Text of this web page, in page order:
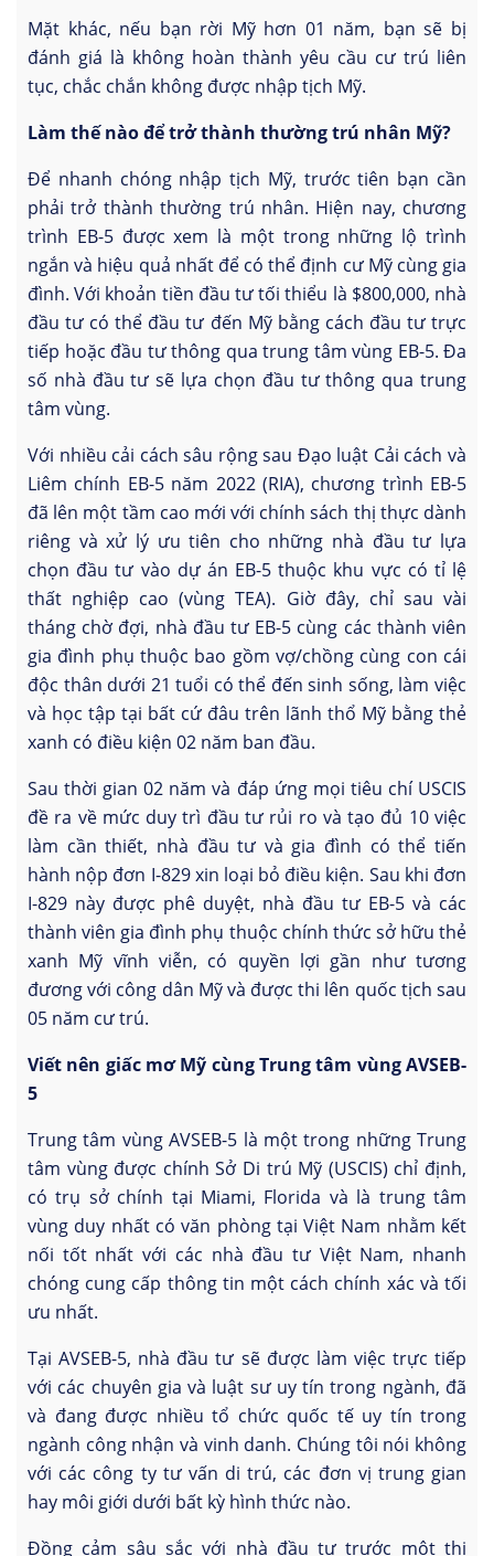
Mặt khác, nếu bạn rời Mỹ hơn 01 năm, bạn sẽ bị
đánh giá là không hoàn thành yêu cầu cư trú liên
tục, chắc chắn không được nhập tịch Mỹ.
Làm thế nào để trở thành thường trú nhân Mỹ?
Để nhanh chóng nhập tịch Mỹ, trước tiên bạn cần
phải trở thành thường trú nhân. Hiện nay, chương
trình EB-5 được xem là một trong những lộ trình
ngắn và hiệu quả nhất để có thể định cư Mỹ cùng gia
đình. Với khoản tiền đầu tư tối thiểu là $800,000, nhà
đầu tư có thể đầu tư đến Mỹ bằng cách đầu tư trực
tiếp hoặc đầu tư thông qua trung tâm vùng EB-5. Đa
số nhà đầu tư sẽ lựa chọn đầu tư thông qua trung
tâm vùng.
Với nhiều cải cách sâu rộng sau Đạo luật Cải cách và
Liêm chính EB-5 năm 2022 (RIA), chương trình EB-5
đã lên một tầm cao mới với chính sách thị thực dành
riêng và xử lý ưu tiên cho những nhà đầu tư lựa
chọn đầu tư vào dự án EB-5 thuộc khu vực có tỉ lệ
thất nghiệp cao (vùng TEA). Giờ đây, chỉ sau vài
tháng chờ đợi, nhà đầu tư EB-5 cùng các thành viên
gia đình phụ thuộc bao gồm vợ/chồng cùng con cái
độc thân dưới 21 tuổi có thể đến sinh sống, làm việc
và học tập tại bất cứ đâu trên lãnh thổ Mỹ bằng thẻ
xanh có điều kiện 02 năm ban đầu.
Sau thời gian 02 năm và đáp ứng mọi tiêu chí USCIS
đề ra về mức duy trì đầu tư rủi ro và tạo đủ 10 việc
làm cần thiết, nhà đầu tư và gia đình có thể tiến
hành nộp đơn I-829 xin loại bỏ điều kiện. Sau khi đơn
I-829 này được phê duyệt, nhà đầu tư EB-5 và các
thành viên gia đình phụ thuộc chính thức sở hữu thẻ
xanh Mỹ vĩnh viễn, có quyền lợi gần như tương
đương với công dân Mỹ và được thi lên quốc tịch sau
05 năm cư trú.
Viết nên giấc mơ Mỹ cùng Trung tâm vùng AVSEB-
5
Trung tâm vùng AVSEB-5 là một trong những Trung
tâm vùng được chính Sở Di trú Mỹ (USCIS) chỉ định,
có trụ sở chính tại Miami, Florida và là trung tâm
vùng duy nhất có văn phòng tại Việt Nam nhằm kết
nối tốt nhất với các nhà đầu tư Việt Nam, nhanh
chóng cung cấp thông tin một cách chính xác và tối
ưu nhất.
Tại AVSEB-5, nhà đầu tư sẽ được làm việc trực tiếp
với các chuyên gia và luật sư uy tín trong ngành, đã
và đang được nhiều tổ chức quốc tế uy tín trong
ngành công nhận và vinh danh. Chúng tôi nói không
với các công ty tư vấn di trú, các đơn vị trung gian
hay môi giới dưới bất kỳ hình thức nào.
Đồng cảm sâu sắc với nhà đầu tư trước một thị